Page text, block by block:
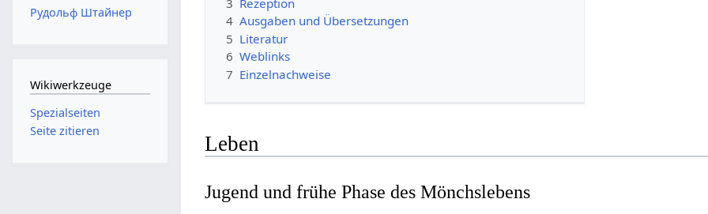
4 Ausgaben und Übersetzungen
5 Literatur
6 Weblinks
7 Einzelnachweise
Leben
Jugend und frühe Phase des Mönchslebens
Рудольф Штайнер
Wikiwerkzeuge
Spezialseiten
Seite zitieren